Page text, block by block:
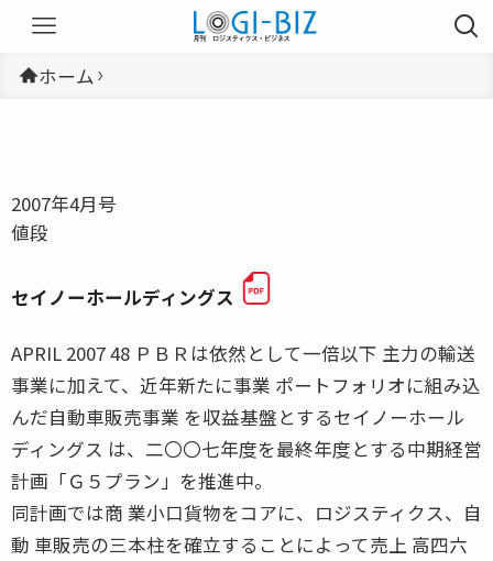
ホーム
2007年4月号
値段
セイノーホールディングス
APRIL 2007 48 ＰＢＲは依然として一倍以下 主力の輸送
事業に加えて、近年新たに事業 ポートフォリオに組み込
んだ自動車販売事業 を収益基盤とするセイノーホール
ディングス は、二〇〇七年度を最終年度とする中期経営
計画「Ｇ５プラン」を推進中。
同計画では商 業小口貨物をコアに、ロジスティクス、自
動 車販売の三本柱を確立することによって売上 高四六